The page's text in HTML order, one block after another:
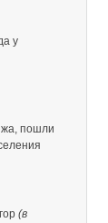
у
пошли
(в